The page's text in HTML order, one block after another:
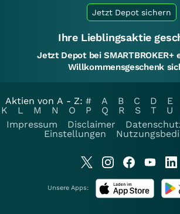
Jetzt Depot sichern
Ihre Lieblingsaktie
Jetzt Depot bei SMARTBROKER+
Willkommensgeschenk
Aktien von A - Z: # A B C D E
K
L M N O P Q R S T U
Impressum
Disclaimer
Einstellungen
Unsere Apps: